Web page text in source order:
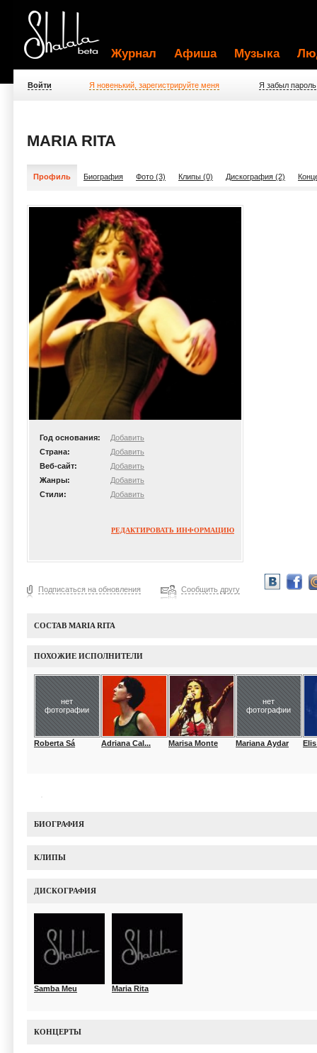
Журнал Афиша Музыка
Войти Я новенький, зарегистрируйте меня Я забыл пароль
MARIA RITA
Профиль Биография Фото (3) Клипы (0) Дискография (2)
Год основания:
Добавить
Страна:
Добавить
Веб-сайт:
Добавить
Жанры:
Добавить
Стили:
Добавить
РЕДАКТИРОВАТЬ ИНФОРМАЦИЮ
Подписаться на обновления Сообщить другу
СОСТАВ MARIA RITA
ПОХОЖИЕ ИСПОЛНИТЕЛИ
нет
фотографии
Roberta Sá Adriana Cal... Marisa Monte
нет
фотографии
Mariana Aydar
БИОГРАФИЯ
КЛИПЫ
ДИСКОГРАФИЯ
Samba Meu Maria Rita
КОНЦЕРТЫ